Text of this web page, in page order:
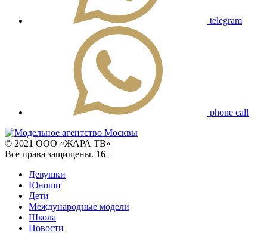
telegram
phone call
© 2021 ООО «ЖАРА ТВ»
Все права защищены. 16+
Девушки
Юноши
Дети
Международные модели
Школа
Новости